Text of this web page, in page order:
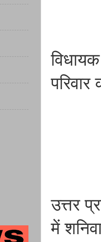
उत्तर
में